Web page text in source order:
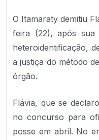
O Itamaraty demitiu
feira (22), após sua
heteroidentificação,
a justiça do método
órgão.
Flávia, que se
no concurso para
posse em abril. No